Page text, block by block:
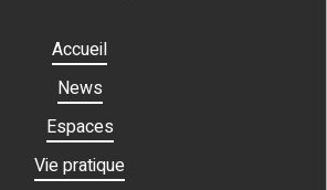
Accueil
News
Espaces
Vie pratique